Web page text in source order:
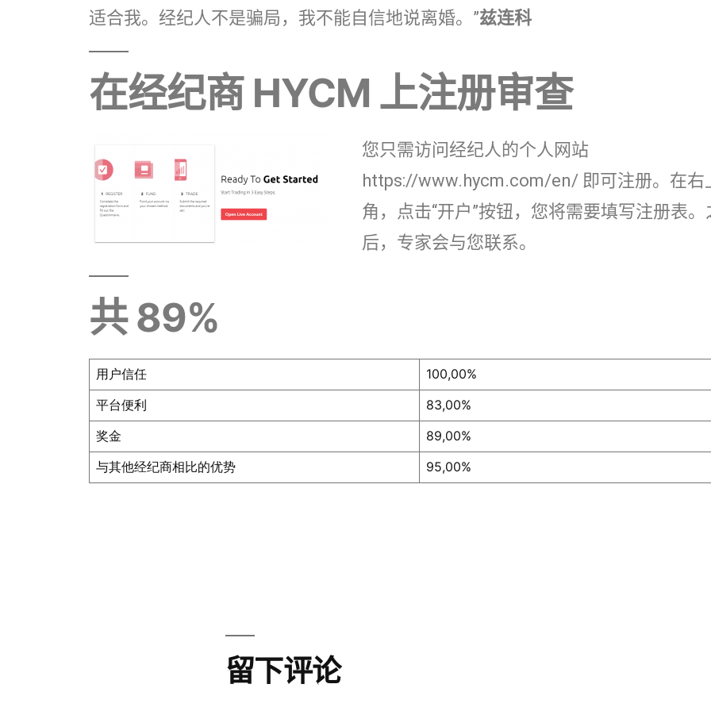
适合我。经纪人不是骗局，我不能自信地说离婚。”兹连科
在经纪商 HYCM 上注册审查
您只需访问经纪人的个人网站
https://www.hycm.com/en/ 即可注册。在右
角，点击“开户”按钮，您将需要填写注册表。
后，专家会与您联系。
共 89%
用户信任
100,00%
平台便利
83,00%
奖金
89,00%
与其他经纪商相比的优势
95,00%
留下评论